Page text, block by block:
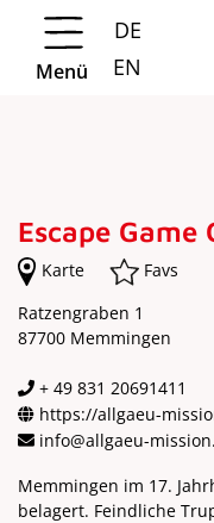
Springe zur Navigation
Springe zum Hauptinhalt
Menü
DE
EN
Escape Game
Karte Favs
Ratzengraben 1
87700 Memmingen
+ 49 831 20691411
https://allgaeu-
info@allgaeu-
Memmingen im 17.
belagert. Feindliche